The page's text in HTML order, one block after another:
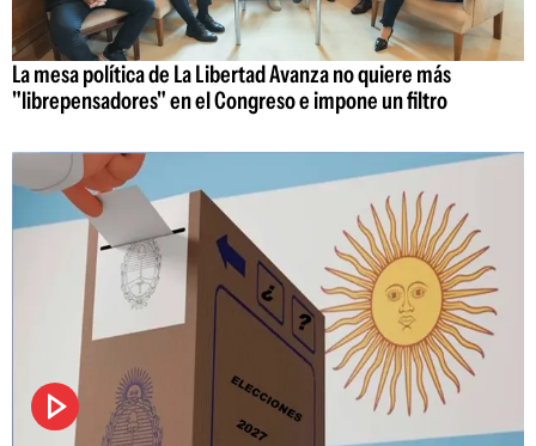
La mesa política de La Libertad Avanza no quiere más
"librepensadores" en el Congreso e impone un filtro